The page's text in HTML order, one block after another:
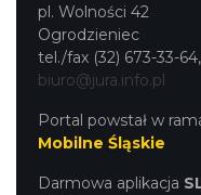
pl. Wolności 42
Ogrodzieniec
tel./fax (32) 673-33-
biuro@jura.info.pl
Portal powstał w
Mobilne Śląskie
Darmowa aplikacja